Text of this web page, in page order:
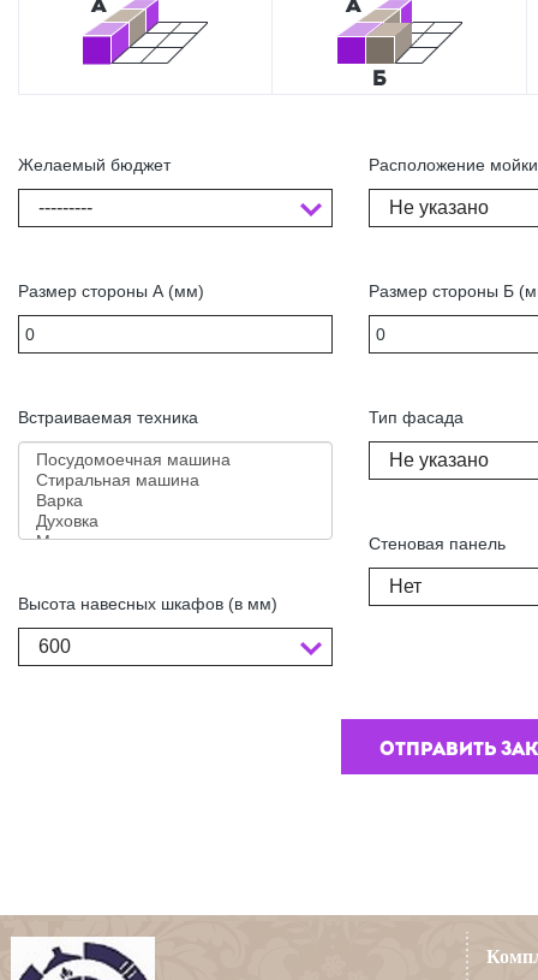
Желаемый бюджет
---------
Размер стороны А (мм)
Встраиваемая техника
Высота навесных шкафов (в мм)
600
Расположение мойки
Не указано
Размер стороны Б
Тип фасада
Не указано
Стеновая панель
Нет